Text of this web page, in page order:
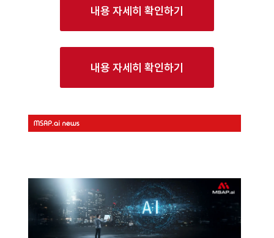
내용 자세히 확인하기
내용 자세히 확인하기